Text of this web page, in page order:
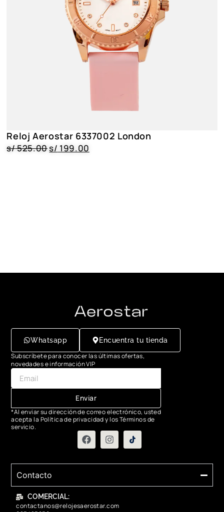
Reloj Aerostar 6337002 London
s/525.00s/ 199.00
Whatsapp Encuentra tu tienda
Subscríbete para conocer las últimas ofertas,
novedades e información VIP
Enviar
*Al enviar su dirección de correo electrónico, usted
acepta la Política de privacidad y los Términos de
servicio.
Contacto
COMERCIAL:
contactanos@relojesaerostar.com